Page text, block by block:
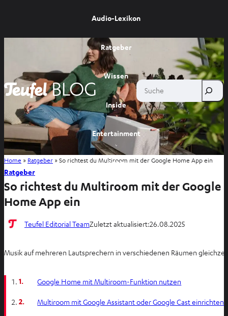
Audio-Lexikon
Ratgeber
Wissen
Inside
Entertainment
Shop
Suche
Home » Ratgeber »So richtest du Multiroom mit der Google Home App ein
Ratgeber
So richtest du Multiroom mit der Google
Home App ein
Teufel Editorial TeamZuletzt aktualisiert:26.08.2025
Musik auf mehreren Lautsprechern in verschiedenen Räumen
1. Google Home mit Multiroom-Funktion nutzen
2. Multiroom mit Google Assistant oder Google Cast einrichten